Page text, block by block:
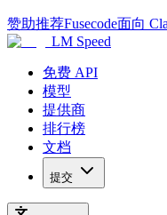
赞助推荐Fusecode面向
LM Speed
免费 API
模型
提供商
排行榜
文档
提交